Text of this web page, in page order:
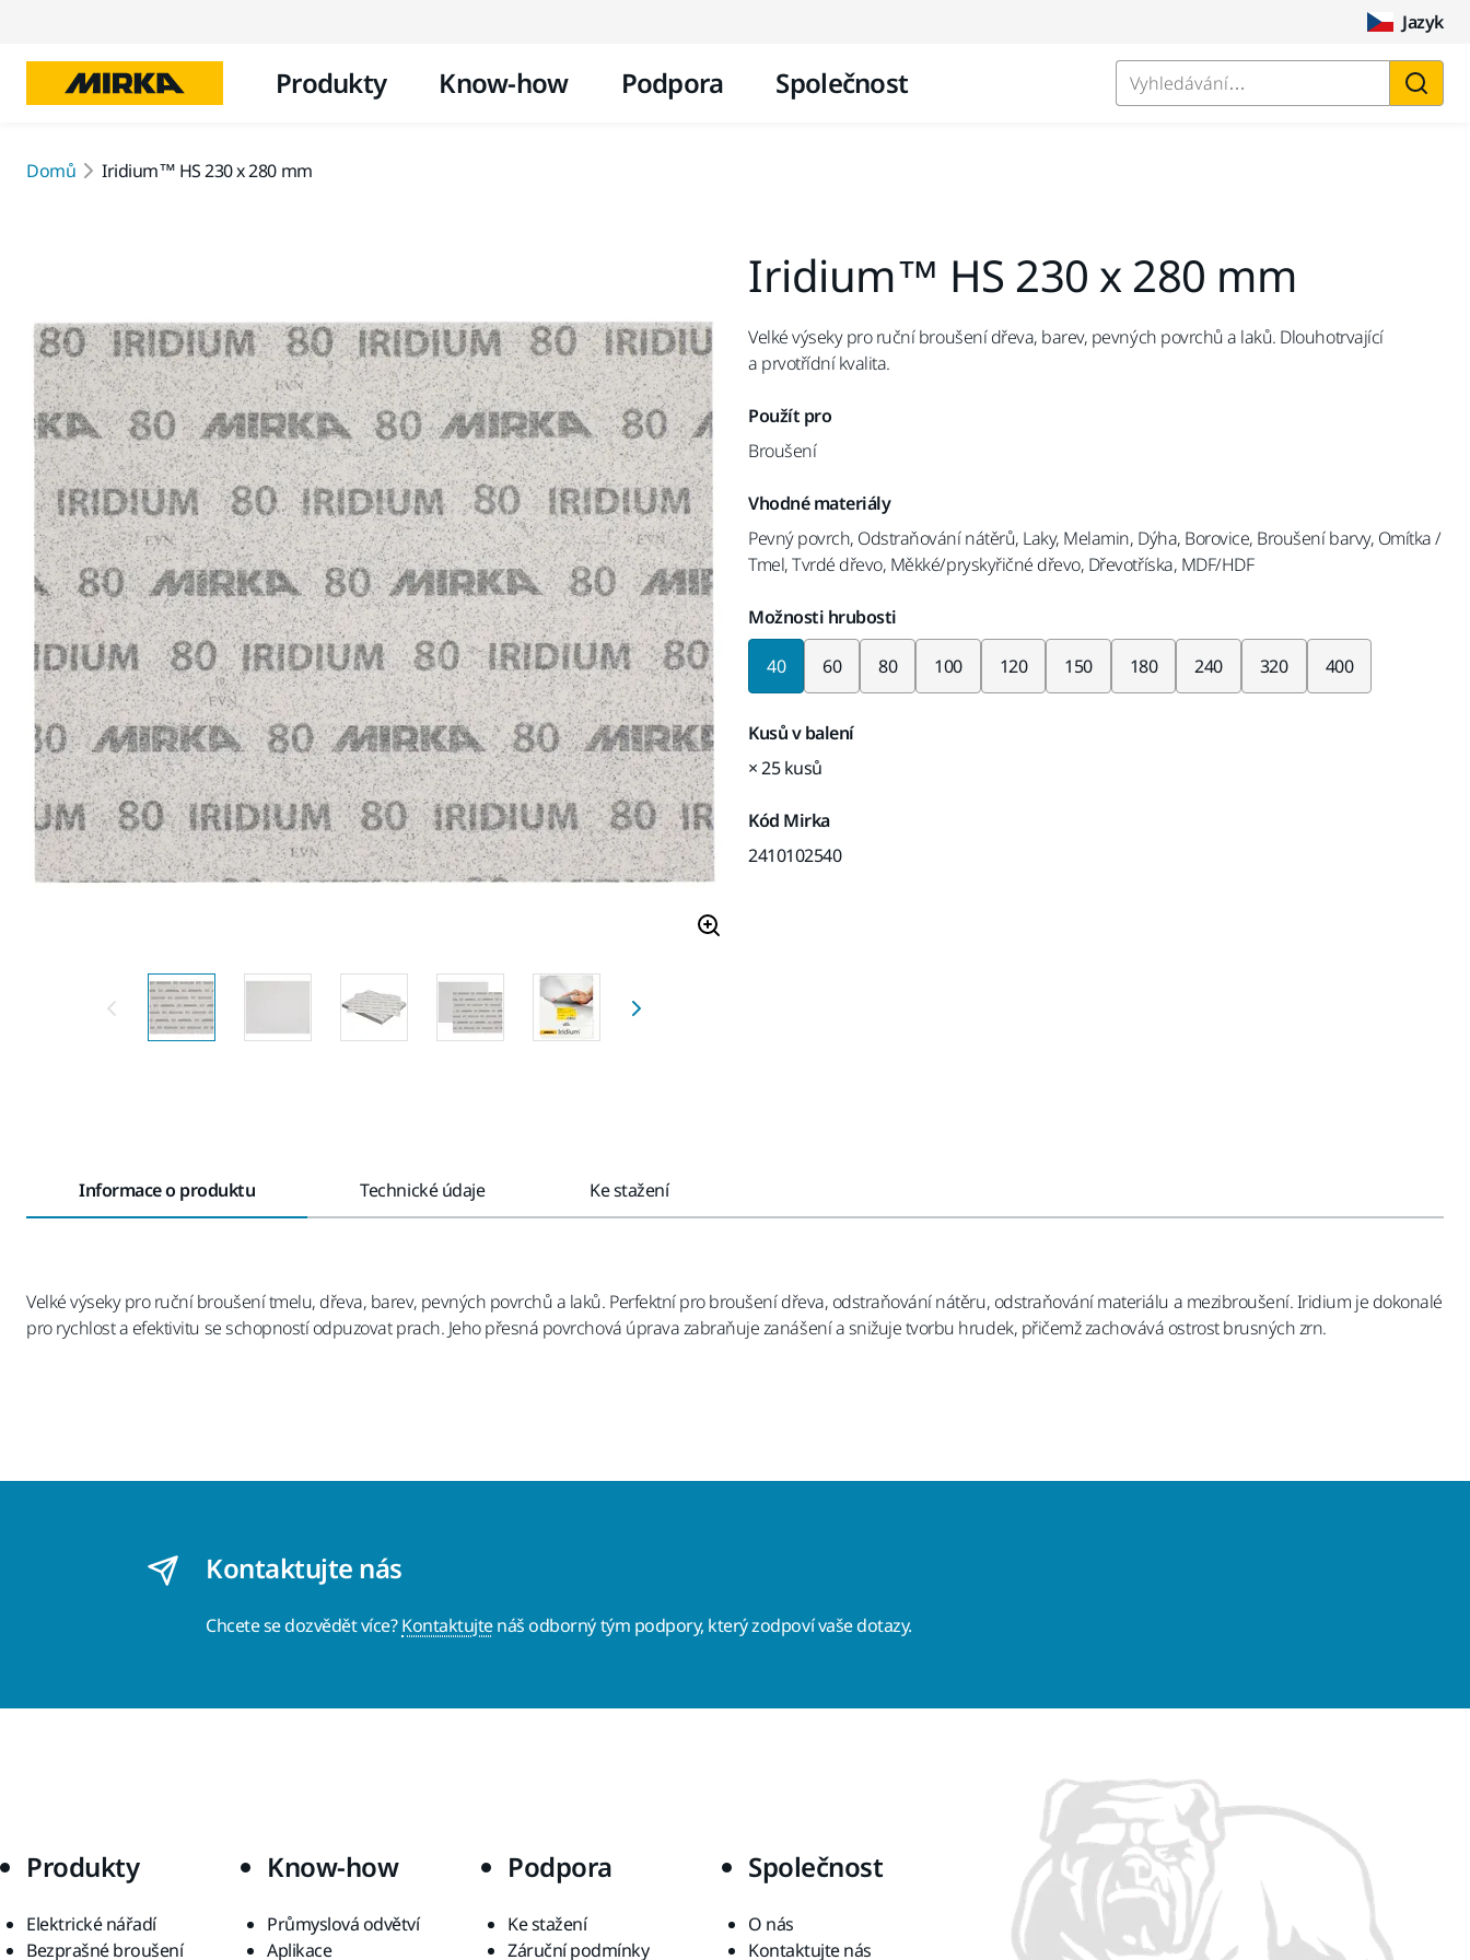
Jazyk
Produkty Know-how Podpora Společnost Vyhledávání…
Domů Iridium™ HS 230 x 280 mm
Iridium™ HS 230 x 280 mm
Velké výseky pro ruční broušení dřeva, barev, pevných povrchů a laků. Dlouhotrvající
a prvotřídní kvalita.
Použít pro
Broušení
Vhodné materiály
Pevný povrch, Odstraňování nátěrů, Laky, Melamin, Dýha, Borovice, Broušení barvy, Omítka /
Tmel, Tvrdé dřevo, Měkké/pryskyřičné dřevo, Dřevotříska, MDF/HDF
Možnosti hrubosti
40 60 80 100 120 150 180 240 320 400
Kusů v balení
× 25 kusů
Kód Mirka
2410102540
Informace o produktu Technické údaje Ke stažení
Velké výseky pro ruční broušení tmelu, dřeva, barev, pevných povrchů a laků. Perfektní pro broušení dřeva, odstraňování nátěru, odstraňování materiálu a mezibroušení. Iridium je dokonalé
pro rychlost a efektivitu se schopností odpuzovat prach. Jeho přesná povrchová úprava zabraňuje zanášení a snižuje tvorbu hrudek, přičemž zachovává ostrost brusných zrn.
Kontaktujte nás
Chcete se dozvědět více?Kontaktujtenáš odborný tým podpory, který zodpoví vaše dotazy.
Produkty
Elektrické nářadí
Bezprašné broušení
Know-how
Průmyslová odvětví
Aplikace
Podpora
Ke stažení
Záruční podmínky
Společnost
O nás
Kontaktujte nás